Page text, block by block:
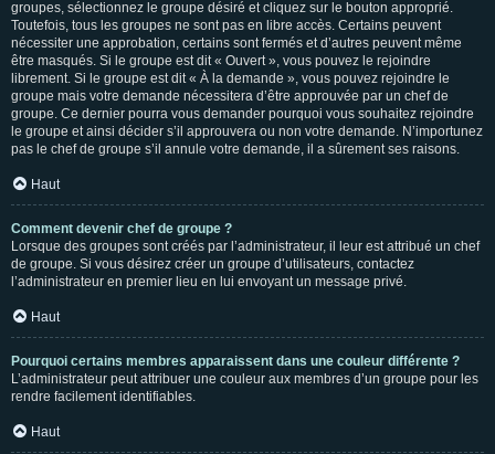
groupes, sélectionnez le groupe désiré et cliquez sur le bouton approprié.
Toutefois, tous les groupes ne sont pas en libre accès. Certains peuvent
nécessiter une approbation, certains sont fermés et d’autres peuvent même
être masqués. Si le groupe est dit « Ouvert », vous pouvez le rejoindre
librement. Si le groupe est dit « À la demande », vous pouvez rejoindre le
groupe mais votre demande nécessitera d’être approuvée par un chef de
groupe. Ce dernier pourra vous demander pourquoi vous souhaitez rejoindre
le groupe et ainsi décider s’il approuvera ou non votre demande. N’importunez
pas le chef de groupe s’il annule votre demande, il a sûrement ses raisons.
Haut
Comment devenir chef de groupe ?
Lorsque des groupes sont créés par l’administrateur, il leur est attribué un chef
de groupe. Si vous désirez créer un groupe d’utilisateurs, contactez
l’administrateur en premier lieu en lui envoyant un message privé.
Haut
Pourquoi certains membres apparaissent dans une couleur différente ?
L’administrateur peut attribuer une couleur aux membres d’un groupe pour les
rendre facilement identifiables.
Haut